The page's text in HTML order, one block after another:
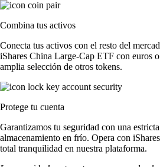
Combina tus activos
Conecta tus activos con el resto del
iShares China Large-Cap ETF con euros
amplia selección de otros tokens.
Protege tu cuenta
Garantizamos tu seguridad con una
almacenamiento en frío. Opera con
total tranquilidad en nuestra plataforma.